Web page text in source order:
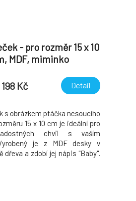
- pro rozměr 15 x 10
MDF, miminko
198 Kč Detail
s obrázkem ptáčka nesoucího
15 x 10 cm je ideální pro
chvil s vaším
je z MDF desky v
dřeva a zdobí jej nápis "Baby".